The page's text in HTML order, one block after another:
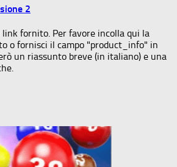
2
link fornito. Per favore incolla qui la
o fornisci il campo "product_info" in
un riassunto breve (in italiano) e una